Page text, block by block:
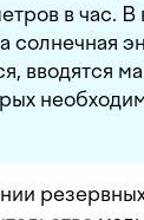
в час. В
солнечная
вводятся